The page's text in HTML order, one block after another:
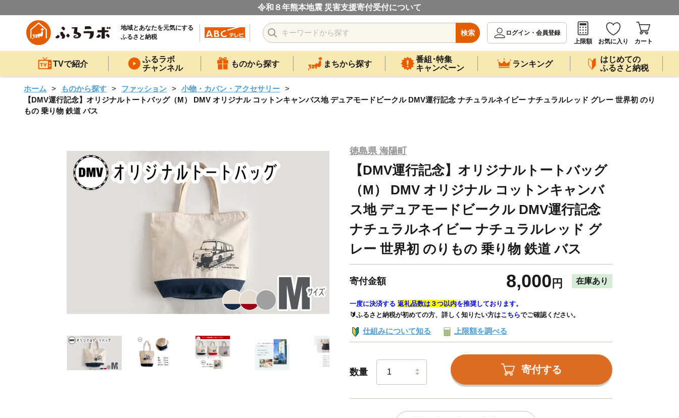
令和８年熊本地震 災害支援寄付受付について
地域とあなたを元気にする
ふるさと納税
検索
ログイン・会員登録
上限額
お気に入り カート
TVで紹介
ふるラボ
チャンネル
ものから探す まちから探す
番組･特集
キャンペーン
ランキング
はじめての
ふるさと納税
ホーム ものから探す ファッション
小物・カバン・アクセサリー
【DMV運行記念】オリジナルトートバッグ（M） DMV オリジナル コットンキャンバス地 デュアモードビークル DMV運行記念 ナチュラルネイビー ナチュラルレッド グレー 世界初 のり
もの 乗り物 鉄道 バス
徳島県 海陽町
【DMV運行記念】オリジナルトートバッグ
（M） DMV オリジナル コットンキャンバ
ス地 デュアモードビークル DMV運行記念
ナチュラルネイビー ナチュラルレッド グ
レー 世界初 のりもの 乗り物 鉄道 バス
寄付金額 8,000 円 在庫あり
一度に決済する 返礼品数は３つ以内を推奨しております。
🔰ふるさと納税が初めての方、詳しく知りたい方はこちらでご確認ください。
仕組みについて知る 上限額を調べる
数量 寄付する